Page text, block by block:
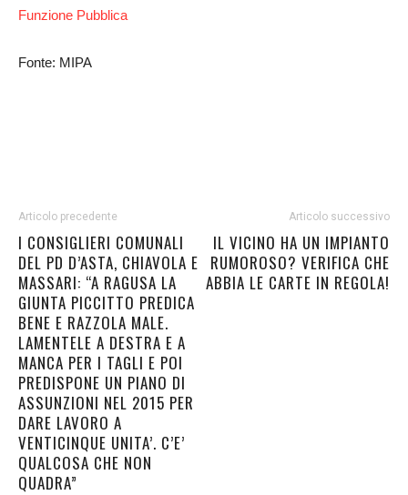
Funzione Pubblica
Fonte: MIPA
Articolo precedente
I CONSIGLIERI COMUNALI
DEL PD D’ASTA, CHIAVOLA E
MASSARI: “A RAGUSA LA
GIUNTA PICCITTO PREDICA
BENE E RAZZOLA MALE.
LAMENTELE A DESTRA E A
MANCA PER I TAGLI E POI
PREDISPONE UN PIANO DI
ASSUNZIONI NEL 2015 PER
DARE LAVORO A
VENTICINQUE UNITA’. C’E’
QUALCOSA CHE NON
QUADRA”
Articolo successivo
IL VICINO HA UN IMPIANTO
RUMOROSO? VERIFICA CHE
ABBIA LE CARTE IN REGOLA!